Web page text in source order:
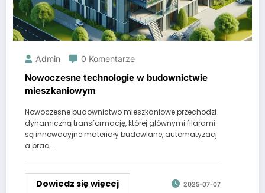
Admin 0 Komentarze
Nowoczesne technologie w budownictwie
mieszkaniowym
Nowoczesne budownictwo mieszkaniowe przechodzi
dynamiczną transformację, której głównymi filarami
są innowacyjne materiały budowlane, automatyzacj
a prac…
Dowiedz się więcej 2025-07-07